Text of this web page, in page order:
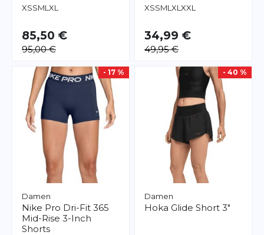
XSSML XL
85,50 €
95,00 €
XSSML XL XXL
34,99 €
49,95 €
- 17 %
Damen
Nike Pro Dri-Fit 365
Mid-Rise 3-Inch
Shorts
- 40 %
Damen
Hoka Glide Short 3"